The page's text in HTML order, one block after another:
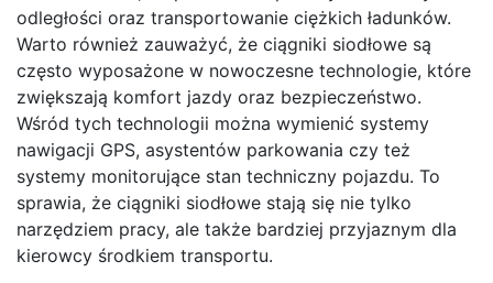
odległości oraz transportowanie ciężkich ładunków.
Warto również zauważyć, że ciągniki siodłowe są
często wyposażone w nowoczesne technologie, które
zwiększają komfort jazdy oraz bezpieczeństwo.
Wśród tych technologii można wymienić systemy
nawigacji GPS, asystentów parkowania czy też
systemy monitorujące stan techniczny pojazdu. To
sprawia, że ciągniki siodłowe stają się nie tylko
narzędziem pracy, ale także bardziej przyjaznym dla
kierowcy środkiem transportu.